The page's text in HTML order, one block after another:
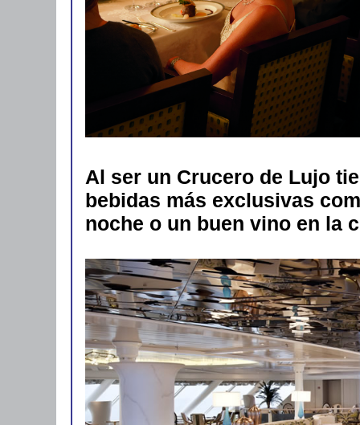
Al ser un Crucero de Lujo
bebidas más exclusivas
noche o un buen vino en la